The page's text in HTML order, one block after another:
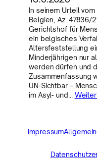
In seinem Urteil
Belgien, Az. 47836/
Gerichtshof für
ein belgisches
Altersfeststellung
Minderjährigen nur
werden dürfen und
Zusammenfassung
UN-Sichtbar –
im Asyl- und…
Impressum